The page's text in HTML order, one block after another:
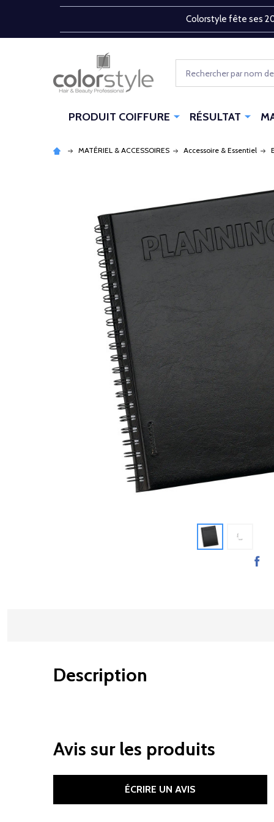
Colorstyle fête ses
PRODUIT COIFFURE RÉSULTAT
MATÉRIEL & ACCESSOIRES Accessoire & Essentiel
Description
Avis sur les produits
ÉCRIRE UN AVIS